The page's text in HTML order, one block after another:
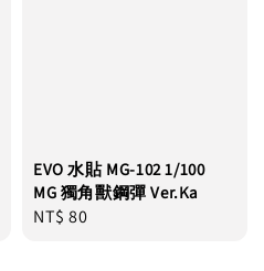
EVO 水貼 MG-102 1/100
MG 獨角獸鋼彈 Ver.Ka
Regular
NT$ 80